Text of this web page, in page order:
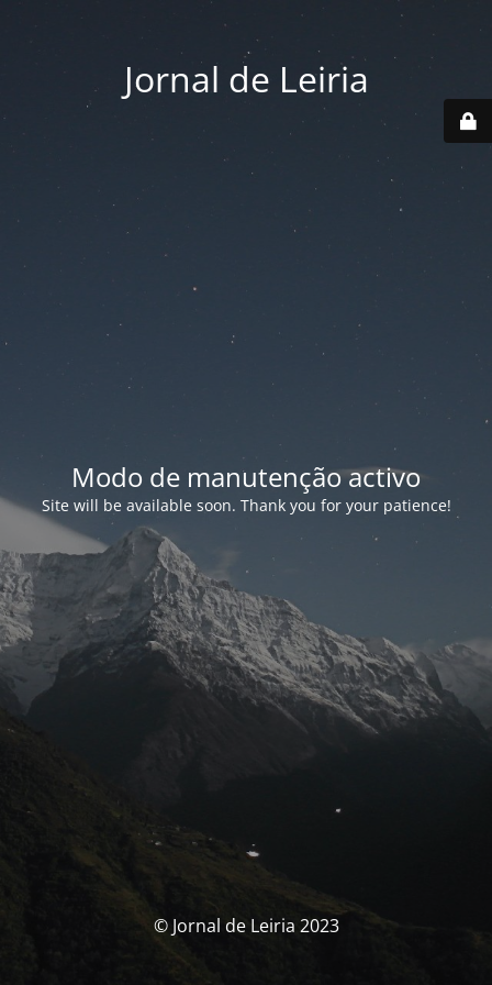
Jornal de Leiria
Modo de manutenção activo
Site will be available soon. Thank you for your patience!
© Jornal de Leiria 2023